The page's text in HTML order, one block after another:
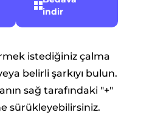
indir
istediğiniz çalma
belirli şarkıyı bulun.
sağ tarafındaki "+"
sürükleyebilirsiniz.